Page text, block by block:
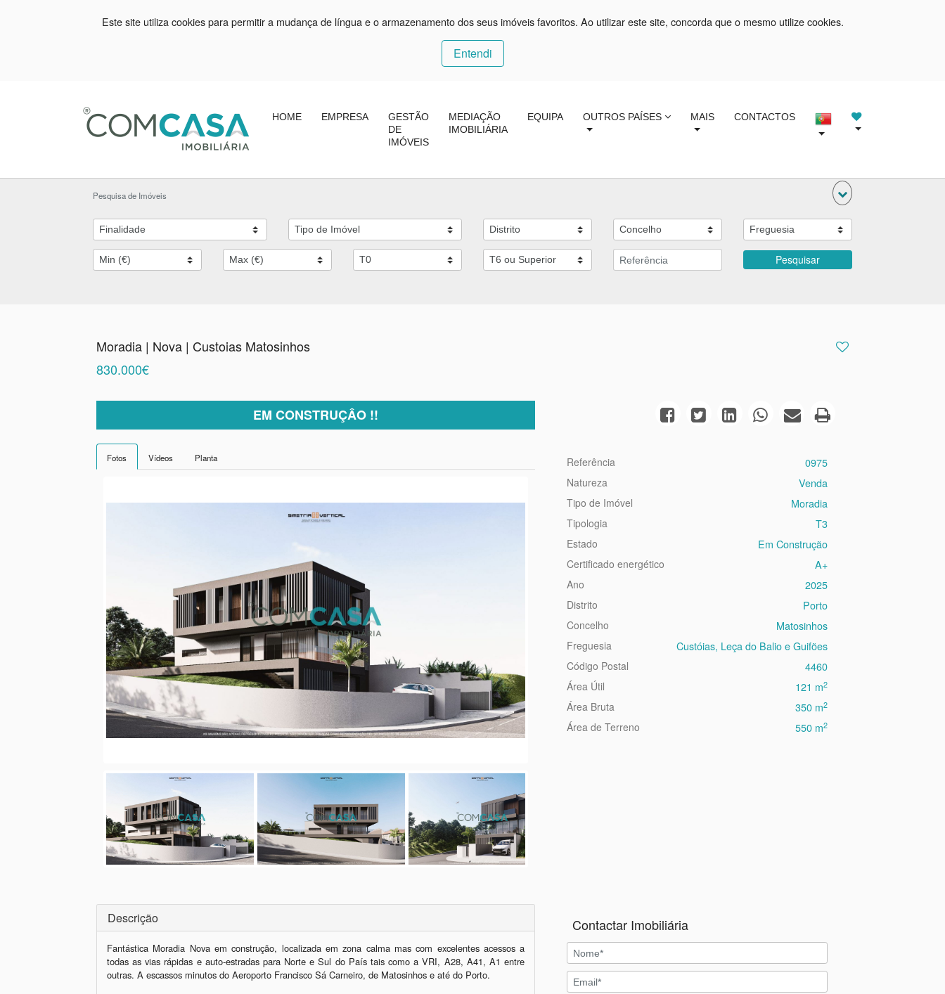
Este site utiliza cookies para permitir a mudança de língua e o armazenamento dos seus imóveis favoritos. Ao utilizar este site, concorda que o mesmo utilize cookies.
Entendi
HOME EMPRESA
GESTÃO
DE
IMÓVEIS
MEDIAÇÃO
IMOBILIÁRIA
EQUIPA OUTROS PAÍSES MAIS CONTACTOS
Pesquisa de Imóveis
Pesquisar
Moradia | Nova | Custoias Matosinhos
830.000€
EM CONSTRUÇÂO !!
Fotos Vídeos Planta Referência 0975
Natureza Venda
Tipo de Imóvel Moradia
Tipologia T3
Estado Em Construção
Certificado energético A+
Ano 2025
Distrito Porto
Concelho Matosinhos
Freguesia Custóias, Leça do Balio e Guifões
Código Postal 4460
Área Útil 121 m2
Área Bruta 350 m2
Área de Terreno 550 m2
Descrição
Fantástica Moradia Nova em construção, localizada em zona calma mas com excelentes acessos a
todas as vias rápidas e auto-estradas para Norte e Sul do País tais como a VRI, A28, A41, A1 entre
outras. A escassos minutos do Aeroporto Francisco Sá Carneiro, de Matosinhos e até do Porto.
Contactar Imobiliária